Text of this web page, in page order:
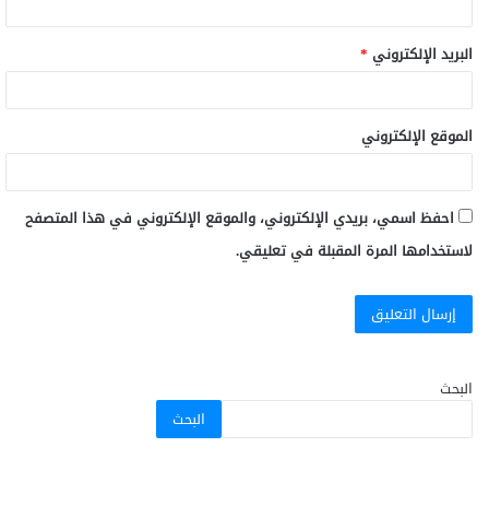
البريد الإلكتروني *
الموقع الإلكتروني
احفظ اسمي، بريدي الإلكتروني، والموقع الإلكتروني في هذا المتصفح
لاستخدامها المرة المقبلة في تعليقي.
البحث
البحث